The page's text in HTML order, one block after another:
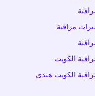
مراقبة
الكويت
الكويت هندي